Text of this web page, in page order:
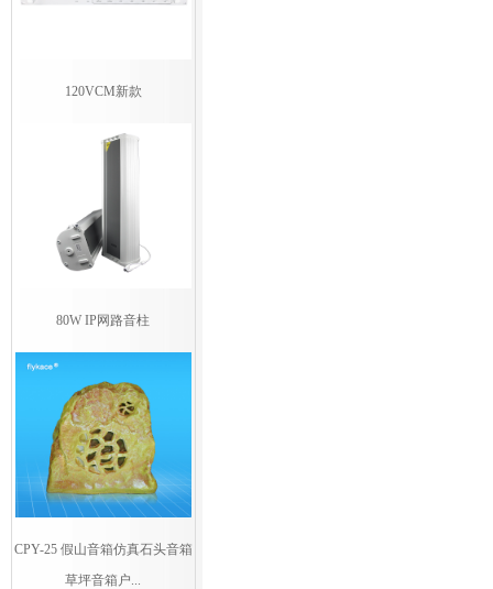
120VCM新款
80W IP网路音柱
CPY-25 假山音箱仿真石头音箱
草坪音箱户...